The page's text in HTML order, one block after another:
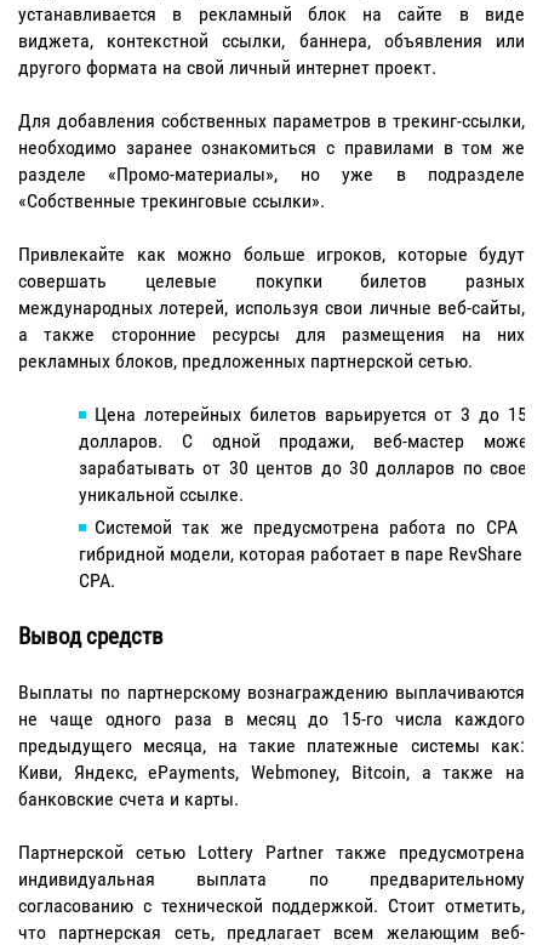
устанавливается в рекламный блок на сайте в виде
виджета, контекстной ссылки, баннера, объявления или
другого формата на свой личный интернет проект.
Для добавления собственных параметров в трекинг-ссылки,
необходимо заранее ознакомиться с правилами в том же
разделе «Промо-материалы», но уже в подразделе
«Собственные трекинговые ссылки».
Привлекайте как можно больше игроков, которые будут
совершать целевые покупки билетов разных
международных лотерей, используя свои личные веб-сайты,
а также сторонние ресурсы для размещения на них
рекламных блоков, предложенных партнерской сетью.
Цена лотерейных билетов варьируется от 3 до 150
долларов. С одной продажи, веб-мастер может
зарабатывать от 30 центов до 30 долларов по своей
уникальной ссылке.
Системой так же предусмотрена работа по CPA и
гибридной модели, которая работает в паре RevShare +
CPA.
Вывод средств
Выплаты по партнерскому вознаграждению выплачиваются
не чаще одного раза в месяц до 15-го числа каждого
предыдущего месяца, на такие платежные системы как:
Киви, Яндекс, ePayments, Webmoney, Bitcoin, а также на
банковские счета и карты.
Партнерской сетью Lottery Partner также предусмотрена
индивидуальная выплата по предварительному
согласованию с технической поддержкой. Стоит отметить,
что партнерская сеть, предлагает всем желающим веб-